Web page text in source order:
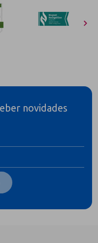
novidades